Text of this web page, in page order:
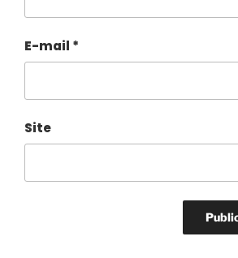
E-mail *
Site